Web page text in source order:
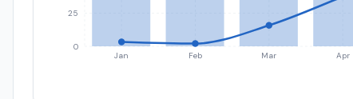
Jan Feb Mar Apr
0
25